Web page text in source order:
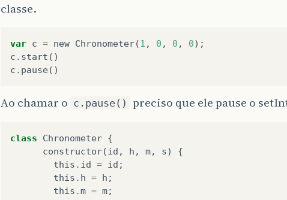
classe.
var c = new Chronometer(1 , 0 , 0 , 0);
c . start ()
c . pause()
Ao chamar o c.pause() preciso que ele pause o
class Chronometer {
constructor(id , h , m, s)
{
this . id = id ;
this . h = h ;
this .m = m;